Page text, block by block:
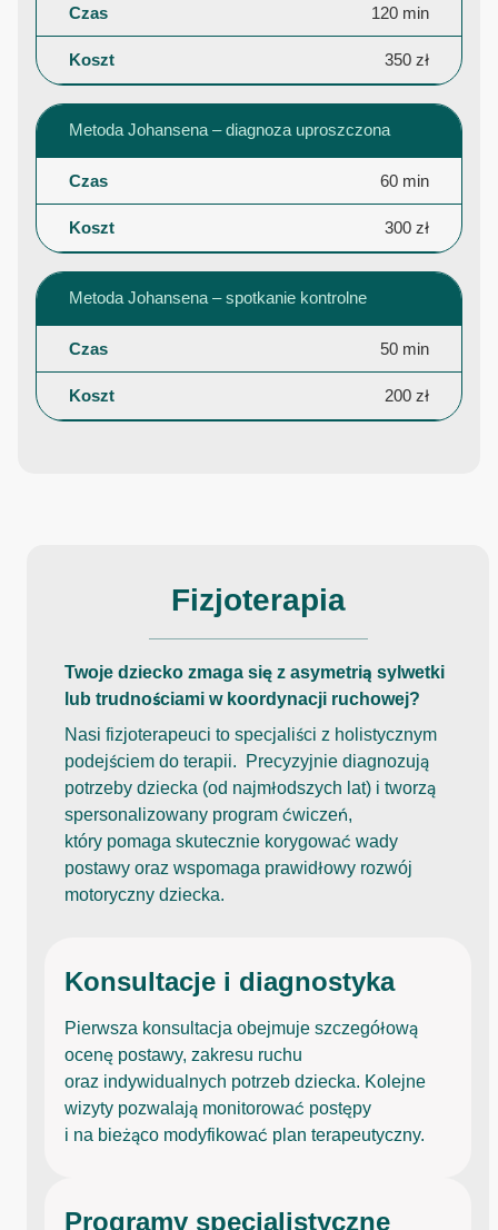
120 min
350 zł
Metoda Johansena – diagnoza uproszczona
60 min
300 zł
Metoda Johansena – spotkanie kontrolne
50 min
200 zł
Fizjoterapia
Twoje dziecko zmaga się z asymetrią sylwetki
lub trudnościami w koordynacji ruchowej?
Nasi fizjoterapeuci to specjaliści z holistycznym
podejściem do terapii. Precyzyjnie diagnozują
potrzeby dziecka (od najmłodszych lat) i tworzą
spersonalizowany program ćwiczeń,
który pomaga skutecznie korygować wady
postawy oraz wspomaga prawidłowy rozwój
motoryczny dziecka.
Konsultacje i diagnostyka
Pierwsza konsultacja obejmuje szczegółową
ocenę postawy, zakresu ruchu
oraz indywidualnych potrzeb dziecka. Kolejne
wizyty pozwalają monitorować postępy
i na bieżąco modyfikować plan terapeutyczny.
Programy specjalistyczne